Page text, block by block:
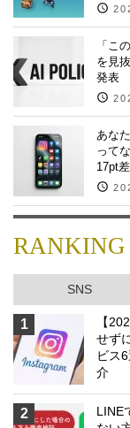
「こ
を見
発表
あな
って
17pt
RANKING
SNS
1
【
せず
ビス
介
2
LINE